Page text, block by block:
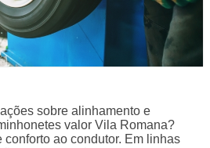
sobre alinhamento e
valor Vila Romana?
ao condutor. Em linhas